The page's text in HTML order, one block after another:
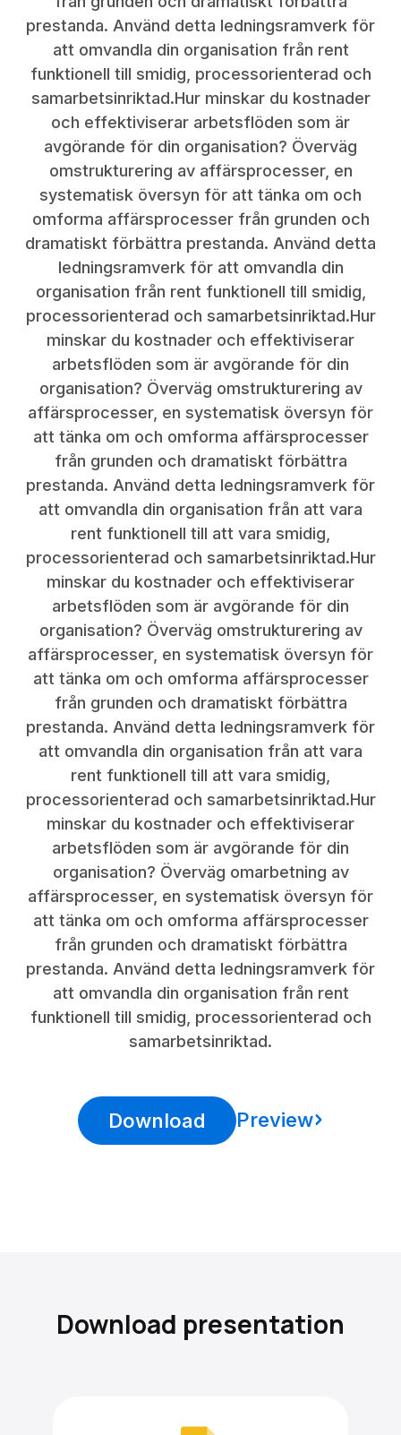
prestanda. Använd detta ledningsramverk för
att omvandla din organisation från rent
funktionell till smidig, processorienterad och
samarbetsinriktad.Hur minskar du kostnader
och effektiviserar arbetsflöden som är
avgörande för din organisation? Överväg
omstrukturering av affärsprocesser, en
systematisk översyn för att tänka om och
omforma affärsprocesser från grunden och
dramatiskt förbättra prestanda. Använd detta
ledningsramverk för att omvandla din
organisation från rent funktionell till smidig,
processorienterad och samarbetsinriktad.Hur
minskar du kostnader och effektiviserar
arbetsflöden som är avgörande för din
organisation? Överväg omstrukturering av
affärsprocesser, en systematisk översyn för
att tänka om och omforma affärsprocesser
från grunden och dramatiskt förbättra
prestanda. Använd detta ledningsramverk för
att omvandla din organisation från att vara
rent funktionell till att vara smidig,
processorienterad och samarbetsinriktad.Hur
minskar du kostnader och effektiviserar
arbetsflöden som är avgörande för din
organisation? Överväg omstrukturering av
affärsprocesser, en systematisk översyn för
att tänka om och omforma affärsprocesser
från grunden och dramatiskt förbättra
prestanda. Använd detta ledningsramverk för
att omvandla din organisation från att vara
rent funktionell till att vara smidig,
processorienterad och samarbetsinriktad.Hur
minskar du kostnader och effektiviserar
arbetsflöden som är avgörande för din
organisation? Överväg omarbetning av
affärsprocesser, en systematisk översyn för
att tänka om och omforma affärsprocesser
från grunden och dramatiskt förbättra
prestanda. Använd detta ledningsramverk för
att omvandla din organisation från rent
funktionell till smidig, processorienterad och
samarbetsinriktad.
Download Preview
Download presentation